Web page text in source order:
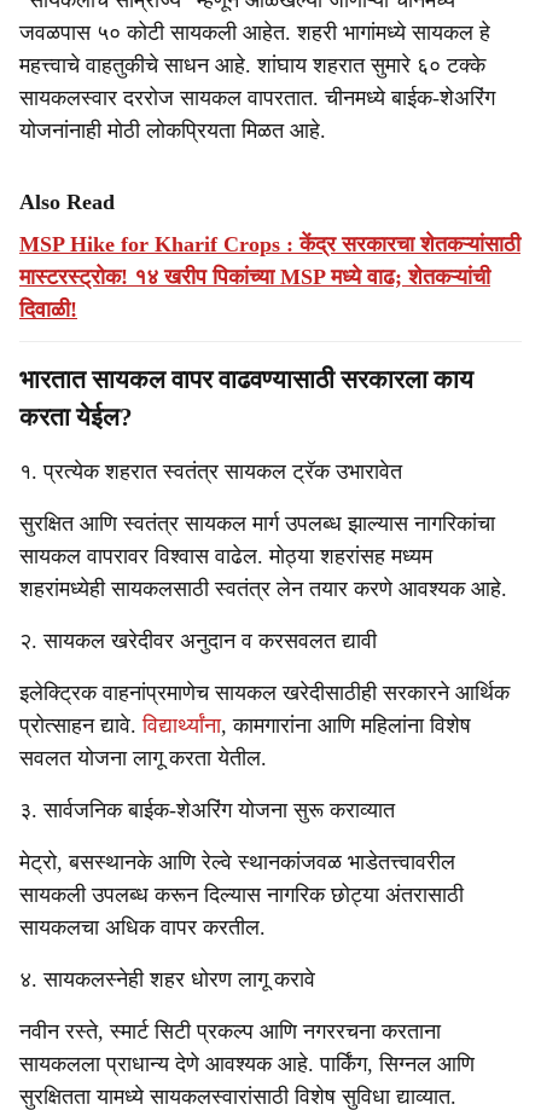
जवळपास ५० कोटी सायकली आहेत. शहरी भागांमध्ये सायकल हे
महत्त्वाचे वाहतुकीचे साधन आहे. शांघाय शहरात सुमारे ६० टक्के
सायकलस्वार दररोज सायकल वापरतात. चीनमध्ये बाईक-शेअरिंग
योजनांनाही मोठी लोकप्रियता मिळत आहे.
Also Read
MSP Hike for Kharif Crops : केंद्र सरकारचा शेतकऱ्यांसाठी
मास्टरस्ट्रोक! १४ खरीप पिकांच्या MSP मध्ये वाढ; शेतकऱ्यांची
दिवाळी!
भारतात सायकल वापर वाढवण्यासाठी सरकारला काय
करता येईल?
१. प्रत्येक शहरात स्वतंत्र सायकल ट्रॅक उभारावेत
सुरक्षित आणि स्वतंत्र सायकल मार्ग उपलब्ध झाल्यास नागरिकांचा
सायकल वापरावर विश्वास वाढेल. मोठ्या शहरांसह मध्यम
शहरांमध्येही सायकलसाठी स्वतंत्र लेन तयार करणे आवश्यक आहे.
२. सायकल खरेदीवर अनुदान व करसवलत द्यावी
इलेक्ट्रिक वाहनांप्रमाणेच सायकल खरेदीसाठीही सरकारने आर्थिक
प्रोत्साहन द्यावे.विद्यार्थ्यांना, कामगारांना आणि महिलांना विशेष
सवलत योजना लागू करता येतील.
३. सार्वजनिक बाईक-शेअरिंग योजना सुरू कराव्यात
मेट्रो, बसस्थानके आणि रेल्वे स्थानकांजवळ भाडेतत्त्वावरील
सायकली उपलब्ध करून दिल्यास नागरिक छोट्या अंतरासाठी
सायकलचा अधिक वापर करतील.
४. सायकलस्नेही शहर धोरण लागू करावे
नवीन रस्ते, स्मार्ट सिटी प्रकल्प आणि नगररचना करताना
सायकलला प्राधान्य देणे आवश्यक आहे. पार्किंग, सिग्नल आणि
सुरक्षितता यामध्ये सायकलस्वारांसाठी विशेष सुविधा द्याव्यात.